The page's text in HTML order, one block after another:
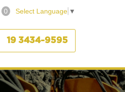
0 Select Language ▼
19 3434-9595